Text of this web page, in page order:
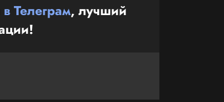
Телеграм, лучший